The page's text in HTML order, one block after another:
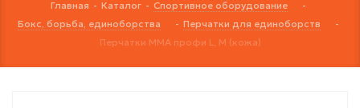
Главная - Каталог - Спортивное оборудование
-
Бокс, борьба, единоборства
- Перчатки для единоборств
-
Перчатки ММА профи L, M (кожа)